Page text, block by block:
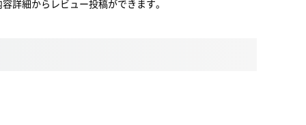
詳細からレビュー投稿ができます。